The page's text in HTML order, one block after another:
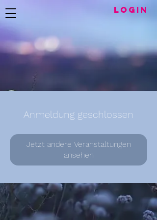
LogIN
Anmeldung geschlossen
Jetzt andere Veranstaltungen
ansehen